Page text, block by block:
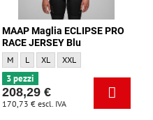
MAAP Maglia ECLIPSE PRO
RACE JERSEY Blu
MAAP Maglia ECLIPSE PRO RACE
M MAAP Maglia ECLIPSE PRO RACE
L MAAP Maglia ECLIPSE PRO
XL MAAP Maglia ECLIPSE
XXL
3 pezzi
208,29 €
170,73 € escl. IVA